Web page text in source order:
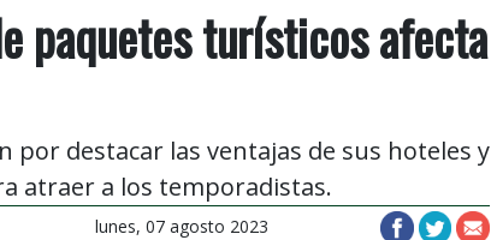
paquetes turísticos afecta
por destacar las ventajas de sus hoteles y
atraer a los temporadistas.
lunes, 07 agosto 2023